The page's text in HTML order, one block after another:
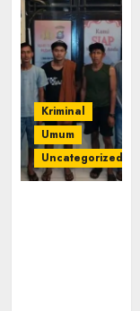
Kriminal
Umum
Uncategorized